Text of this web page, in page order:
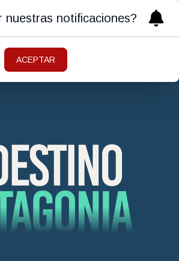
nuestras notificaciones?
ACEPTAR